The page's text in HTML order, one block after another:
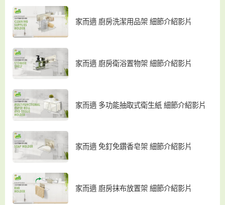
家而適 廚房洗潔用品架 細節介紹影片
家而適 廚房衛浴置物架 細節介紹影片
家而適 多功能抽取式衛生紙 細節介紹影片
家而適 免釘免鑽香皂架 細節介紹影片
家而適 廚房抹布放置架 細節介紹影片